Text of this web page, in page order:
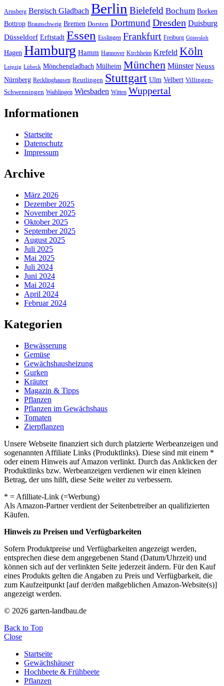
Arnsberg Bergisch Gladbach Berlin Bielefeld Bochum Borken
Bottrop Braunschweig Bremen Dorsten Dortmund Dresden Duisburg
Düsseldorf Erftstadt Essen Esslingen Frankfurt Freiburg Gütersloh
Hagen Hamburg Hamm Hannover Kirchheim Krefeld Köln
Leipzig Lübeck Mönchengladbach Mülheim München Münster Neuss
Nürnberg Recklinghausen Reutlingen Stuttgart Ulm Velbert Villingen-
Schwenningen Waiblingen Wiesbaden Witten Wuppertal
Informationen
Startseite
Datenschutz
Impressum
Archive
März 2026
Dezember 2025
November 2025
Oktober 2025
September 2025
August 2025
Juli 2025
Mai 2025
Juli 2024
Juni 2024
Mai 2024
April 2024
Februar 2024
Kategorien
Bewässerung
Gemüse
Gewächshausheizung
Gurken
Kräuter
Magazin & Tipps
Pflanzen
Pflanzen im Gewächshaus
Tomaten
Zierpflanzen
Unsere Webseite finanziert sich durch platzierte Werbeanzeigen und
sogenannten Affiliate Links (Produktlinks). Diese sind mit einem *
oder einem Hinweis auf Amazon verlinkt. Durch das Anklicken der
Produktlinks bzw. Werbeanzeigen verdienen wir einen kleinen
Betrag, der uns hilft, diese Seite weiter zu verbessern.
* = Afilliate-Link (=Werbung)
Als Amazon-Partner verdient der Seitenbetreiber an qualifizierten
Käufen.
Hinweis zu Preisen und Verfügbarkeiten
Sofern Produktpreise und Verfügbarkeiten angezeigt werden,
entsprechen diese dem angegebenen Stand (Datum/Uhrzeit) und
können sich auf der verlinkten Seite jederzeit ändern. Für den Kauf
eines Produkts gelten die Angaben zu Preis und Verfügbarkeit, die
zum Kaufzeitpunkt [auf der/den maßgeblichen Amazon-Website(s)]
angezeigt werden.
© 2026 garten-landbau.de
Back to Top
Close
Startseite
Gewächshäuser
Hochbeete & Frühbeete
Pflanzen